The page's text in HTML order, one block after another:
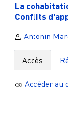
La
Conflits
Antonin
Accès
Accèder au